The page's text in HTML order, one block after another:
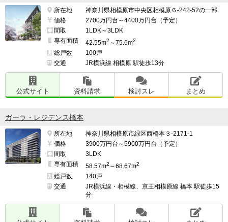
所在地
神奈川県相模原市中央区相模原６-242-52の一部
価格
2700万円台～4400万円台（予定）
間取
1LDK～3LDK
専有面積
42.55m2 ～75.6m2
総戸数
100戸
交通
JR横浜線 相模原 駅徒歩13分
公式サイト 資料請求 検討スレ まとめ
ガーラ・レジデンス橋本
所在地
神奈川県相模原市緑区西橋本３-2171-1
価格
3900万円台～5900万円台（予定）
間取
3LDK
専有面積
58.57m2 ～68.67m2
総戸数
140戸
交通
JR横浜線・相模線、京王相模原線 橋本 駅徒歩15
分